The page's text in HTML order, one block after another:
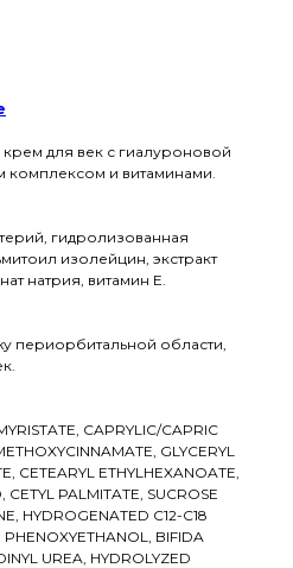
для век с гиалуроновой
и витаминами.
гидролизованная
изолейцин, экстракт
натрия, витамин Е.
периорбитальной области,
CAPRYLIC/CAPRIC
GLYCERYL
CETEARYL ETHYLHEXANOATE,
CETYL PALMITATE, SUCROSE
HYDROGENATED C12-C18
PHENOXYETHANOL, BIFIDA
UREA, HYDROLYZED